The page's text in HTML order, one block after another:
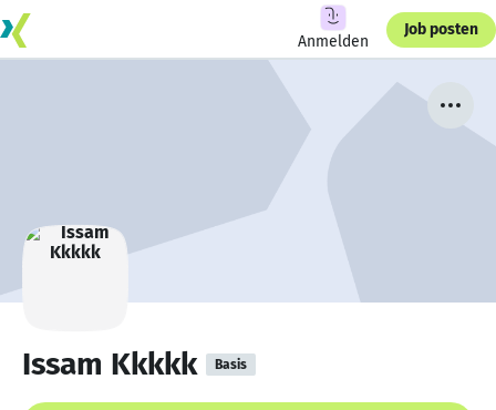
Anmelden
Job posten
Issam Kkkkk Basis